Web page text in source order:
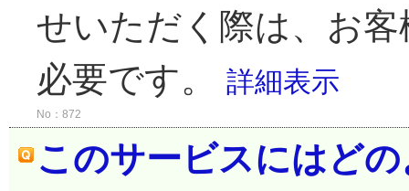
せいただく際は、お
必要です。
詳細表示
No：872
このサービスにはど